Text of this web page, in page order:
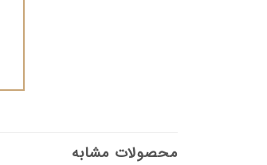
محصولات مشابه